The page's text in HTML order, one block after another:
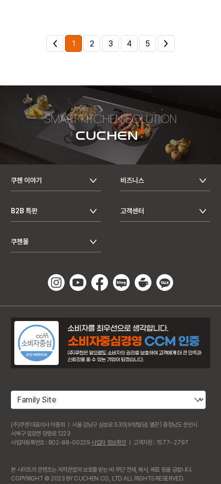
1 2 3 4 5
SMART KITCHEN SOLUTION
쿠첸 이야기 비즈니스
B2B 특판 고객센터
쿠첸몰
(주)쿠첸 대표이사 이중희 ㅣ 서울 강남구 삼성로 530(부방빌딩) 별관 | 충청남도 천안시
서북구 입장면 망향로 1223
사업자등록번호 : 802-88-00229사업자 정보확인 ㅣ 고객지원 : 1577- 2797
본 사이트의 콘텐츠는 저작권법의 보호를 받는 바 무단 전재, 복사, 배포 등을 금합니다.
COPYRIGHT © 2023 BY CUCHEN CO., LTD ALL RIGHTS RESERVED.